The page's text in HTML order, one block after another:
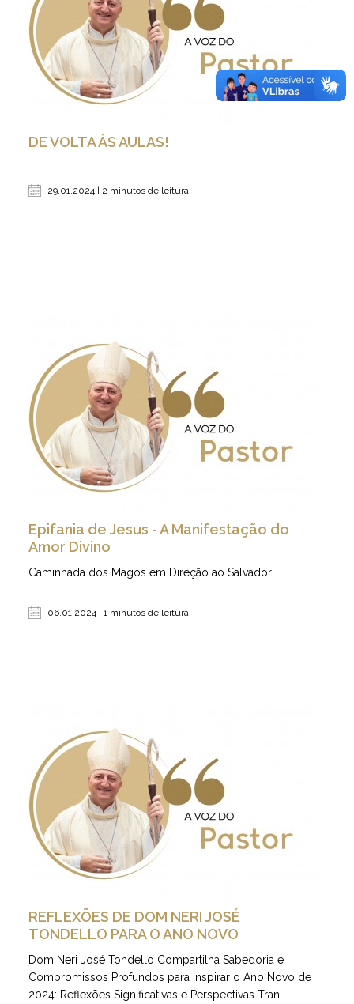
DE VOLTA ÀS AULAS!
29.01.2024 | 2 minutos de leitura
Epifania de Jesus - A Manifestação do
Amor Divino
Caminhada dos Magos em Direção ao Salvador
06.01.2024 | 1 minutos de leitura
REFLEXÕES DE DOM NERI JOSÉ
TONDELLO PARA O ANO NOVO
Dom Neri José Tondello Compartilha Sabedoria e
Compromissos Profundos para Inspirar o Ano Novo de
2024: Reflexões Significativas e Perspectivas Tran...